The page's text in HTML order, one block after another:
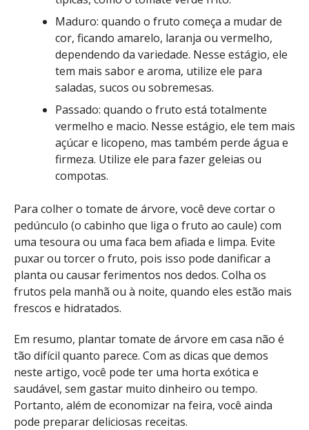
Maduro: quando o fruto começa a mudar de
cor, ficando amarelo, laranja ou vermelho,
dependendo da variedade. Nesse estágio, ele
tem mais sabor e aroma, utilize ele para
saladas, sucos ou sobremesas.
Passado: quando o fruto está totalmente
vermelho e macio. Nesse estágio, ele tem mais
açúcar e licopeno, mas também perde água e
firmeza. Utilize ele para fazer geleias ou
compotas.
Para colher o tomate de árvore, você deve cortar o
pedúnculo (o cabinho que liga o fruto ao caule) com
uma tesoura ou uma faca bem afiada e limpa. Evite
puxar ou torcer o fruto, pois isso pode danificar a
planta ou causar ferimentos nos dedos. Colha os
frutos pela manhã ou à noite, quando eles estão mais
frescos e hidratados.
Em resumo, plantar tomate de árvore em casa não é
tão difícil quanto parece. Com as dicas que demos
neste artigo, você pode ter uma horta exótica e
saudável, sem gastar muito dinheiro ou tempo.
Portanto, além de economizar na feira, você ainda
pode preparar deliciosas receitas.